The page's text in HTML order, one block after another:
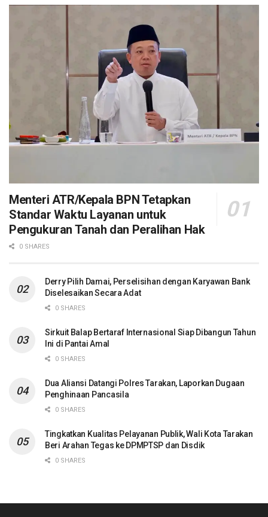
Menteri ATR/Kepala BPN Tetapkan
Standar Waktu Layanan untuk
Pengukuran Tanah dan Peralihan Hak
0 SHARES
Derry Pilih Damai, Perselisihan dengan Karyawan Bank
Diselesaikan Secara Adat
0 SHARES
Sirkuit Balap Bertaraf Internasional Siap Dibangun Tahun
Ini di Pantai Amal
0 SHARES
Dua Aliansi Datangi Polres Tarakan, Laporkan Dugaan
Penghinaan Pancasila
0 SHARES
Tingkatkan Kualitas Pelayanan Publik, Wali Kota Tarakan
Beri Arahan Tegas ke DPMPTSP dan Disdik
0 SHARES